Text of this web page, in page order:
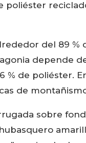
poliéster
del 89 %
depende
% de poliéster.
de